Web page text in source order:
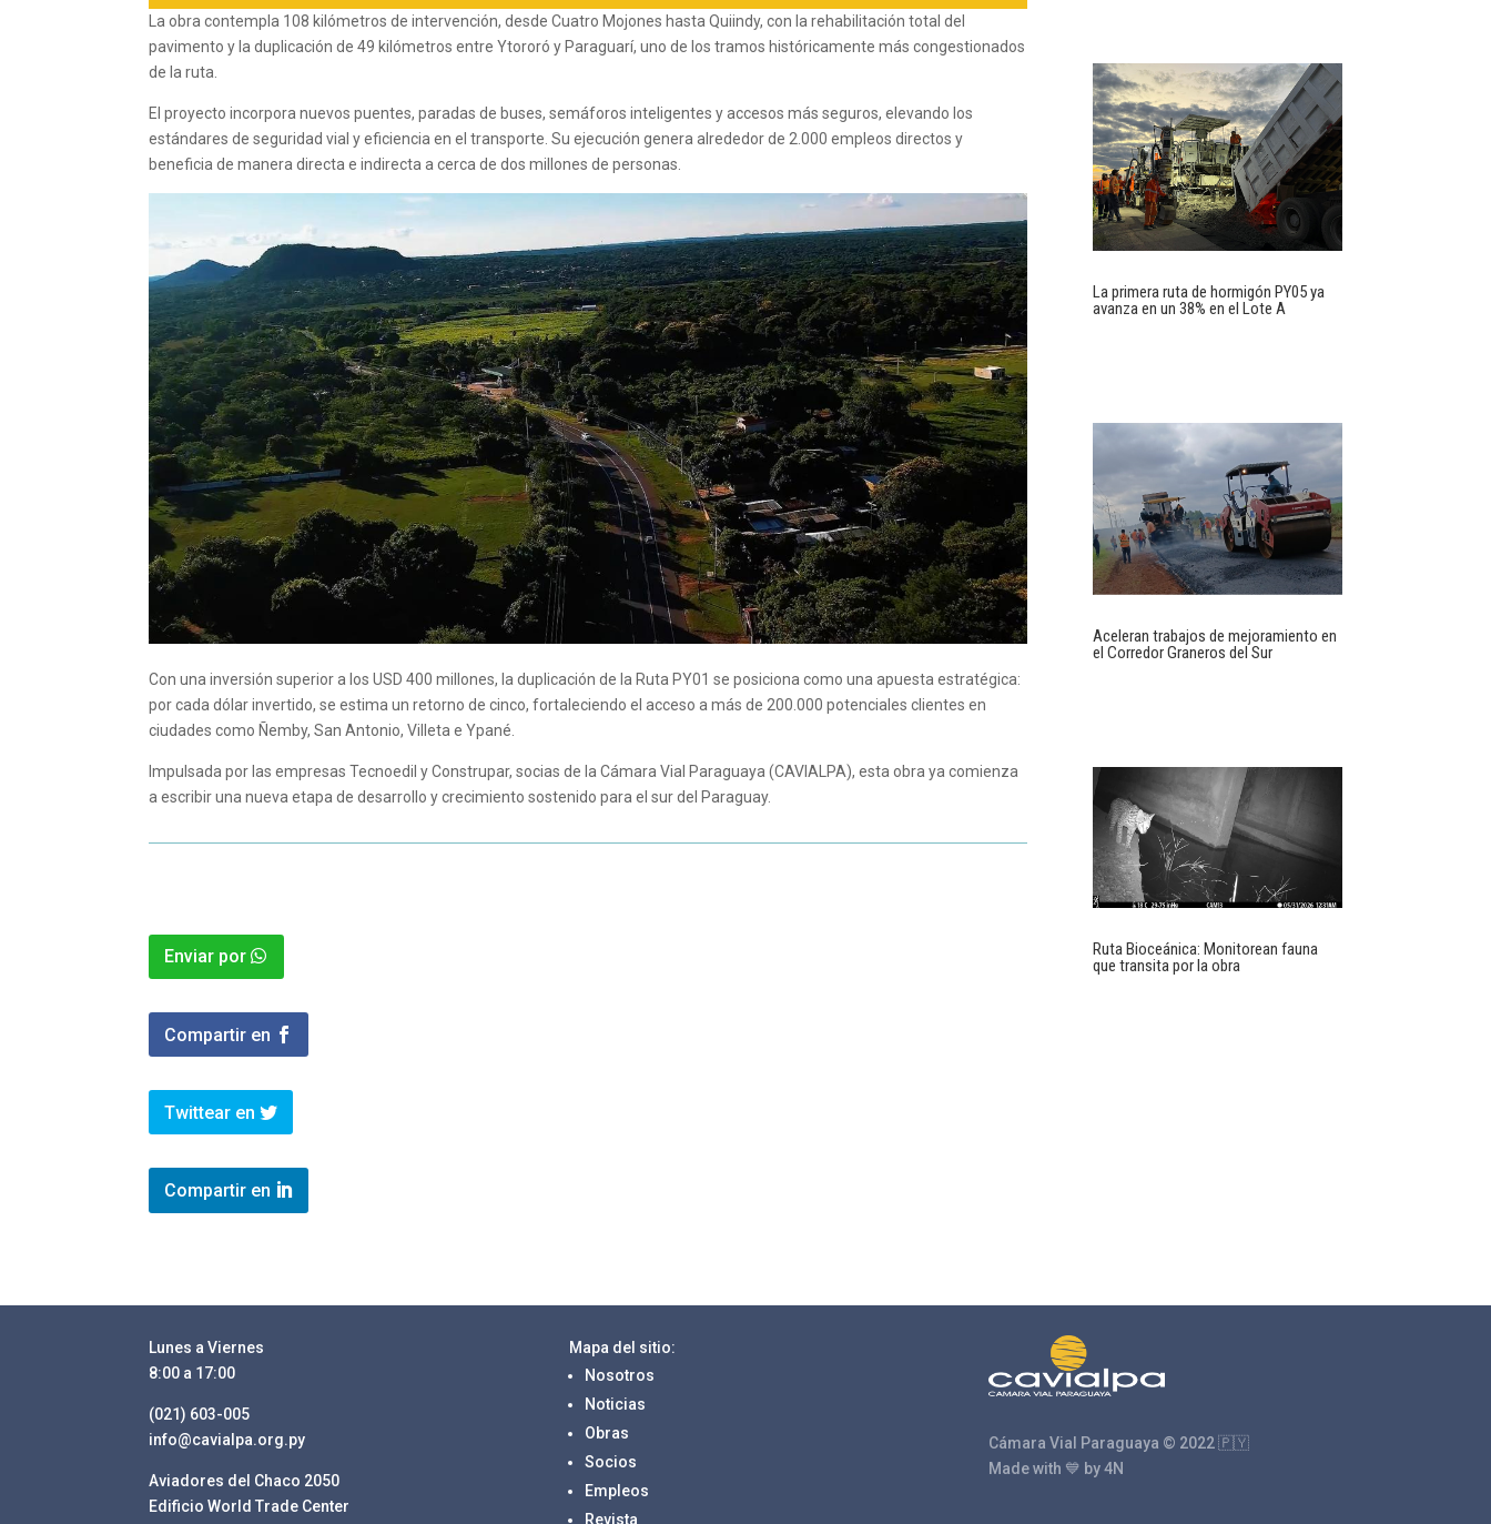
La obra contempla 108 kilómetros de intervención, desde Cuatro Mojones hasta Quiindy, con la rehabilitación total del
pavimento y la duplicación de 49 kilómetros entre Ytororó y Paraguarí, uno de los tramos históricamente más congestionados
de la ruta.
El proyecto incorpora nuevos puentes, paradas de buses, semáforos inteligentes y accesos más seguros, elevando los
estándares de seguridad vial y eficiencia en el transporte. Su ejecución genera alrededor de 2.000 empleos directos y
beneficia de manera directa e indirecta a cerca de dos millones de personas.
Con una inversión superior a los USD 400 millones, la duplicación de la Ruta PY01 se posiciona como una apuesta estratégica:
por cada dólar invertido, se estima un retorno de cinco, fortaleciendo el acceso a más de 200.000 potenciales clientes en
ciudades como Ñemby, San Antonio, Villeta e Ypané.
Impulsada por las empresas Tecnoedil y Construpar, socias de la Cámara Vial Paraguaya (CAVIALPA), esta obra ya comienza
a escribir una nueva etapa de desarrollo y crecimiento sostenido para el sur del Paraguay.
Enviar por
Compartir en
Twittear en
Compartir en
La primera ruta de hormigón PY05 ya
avanza en un 38% en el Lote A
Aceleran trabajos de mejoramiento en
el Corredor Graneros del Sur
Ruta Bioceánica: Monitorean fauna
que transita por la obra
Lunes a Viernes
8:00 a 17:00
(021) 603-005
info@cavialpa.org.py
Aviadores del Chaco 2050
Edificio World Trade Center
Mapa del sitio:
Nosotros
Noticias
Obras
Socios
Empleos
Revista
Cámara Vial Paraguaya © 2022 🇵🇾
Made with 💙 by 4N